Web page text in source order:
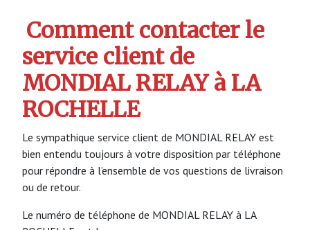
Comment contacter le
service client de
MONDIAL RELAY à LA
ROCHELLE
Le sympathique service client de MONDIAL RELAY est
bien entendu toujours à votre disposition par téléphone
pour répondre à l’ensemble de vos questions de livraison
ou de retour.
Le numéro de téléphone de MONDIAL RELAY à LA